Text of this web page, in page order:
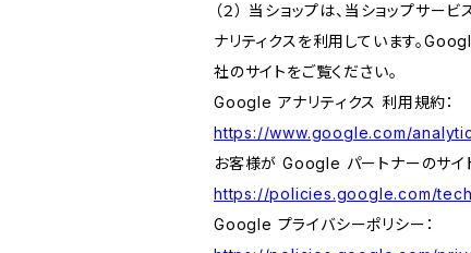
（２） 当ショップは、当ショップ
ナリティクスを利用しています。
社のサイトをご覧ください。
Google アナリティクス 利用規約：
https://www.google.com/
お客様が Google パートナーのサイ
https://policies.google.com/
Google プライバシーポリシー：